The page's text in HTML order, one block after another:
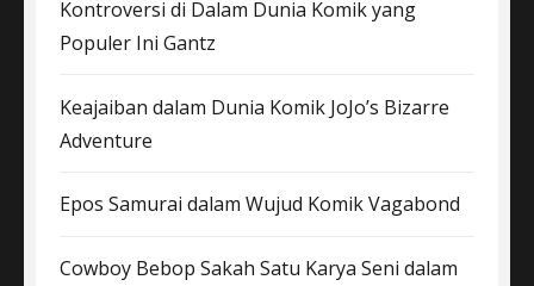
Kontroversi di Dalam Dunia Komik yang
Populer Ini Gantz
Keajaiban dalam Dunia Komik JoJo’s Bizarre
Adventure
Epos Samurai dalam Wujud Komik Vagabond
Cowboy Bebop Sakah Satu Karya Seni dalam